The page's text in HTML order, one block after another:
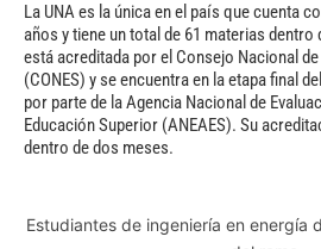
La UNA es la única en el país que cuenta
años y tiene un total de 61 materias
está acreditada por el Consejo Nacional
(CONES) y se encuentra en la etapa final
por parte de la Agencia Nacional de
Educación Superior (ANEAES). Su
dentro de dos meses.
Estudiantes de ingeniería en energía